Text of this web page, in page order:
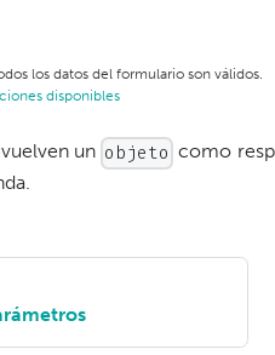
los datos del formulario son válidos.
disponibles
un objeto como